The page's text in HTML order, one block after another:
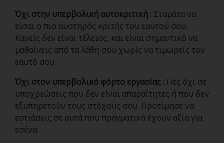
Όχι στην υπερβολική αυτοκριτική : Σταμάτα να
είσαι ο πιο αυστηρός κριτής του εαυτού σου.
Κανείς δεν είναι τέλειος, και είναι σημαντικό να
μαθαίνεις από τα λάθη σου χωρίς να τιμωρείς τον
εαυτό σου.
Όχι στον υπερβολικό φόρτο εργασίας : Πες όχι σε
υποχρεώσεις που δεν είναι απαραίτητες ή που δεν
εξυπηρετούν τους στόχους σου. Προτίμησε να
εστιάσεις σε αυτά που πραγματικά έχουν αξία για
εσένα.